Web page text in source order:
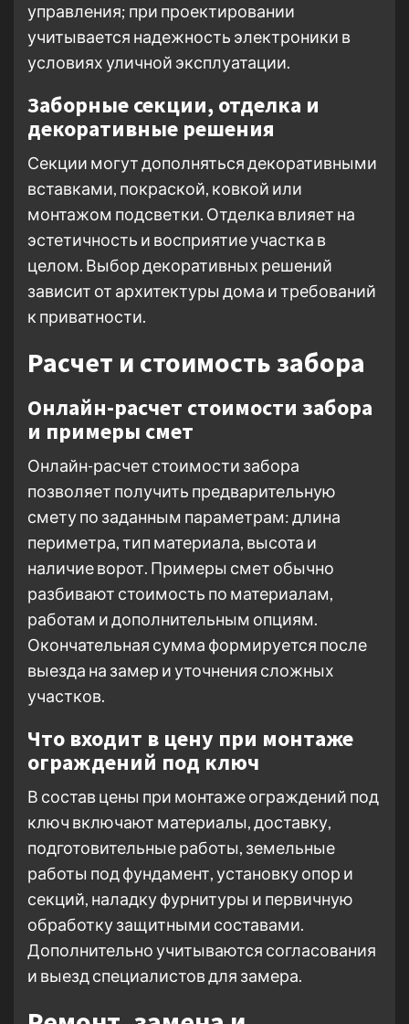
управления; при проектировании
учитывается надежность электроники в
условиях уличной эксплуатации.
Заборные секции, отделка и
декоративные решения
Секции могут дополняться декоративными
вставками, покраской, ковкой или
монтажом подсветки. Отделка влияет на
эстетичность и восприятие участка в
целом. Выбор декоративных решений
зависит от архитектуры дома и требований
к приватности.
Расчет и стоимость забора
Онлайн-расчет стоимости забора
и примеры смет
Онлайн-расчет стоимости забора
позволяет получить предварительную
смету по заданным параметрам: длина
периметра, тип материала, высота и
наличие ворот. Примеры смет обычно
разбивают стоимость по материалам,
работам и дополнительным опциям.
Окончательная сумма формируется после
выезда на замер и уточнения сложных
участков.
Что входит в цену при монтаже
ограждений под ключ
В состав цены при монтаже ограждений под
ключ включают материалы, доставку,
подготовительные работы, земельные
работы под фундамент, установку опор и
секций, наладку фурнитуры и первичную
обработку защитными составами.
Дополнительно учитываются согласования
и выезд специалистов для замера.